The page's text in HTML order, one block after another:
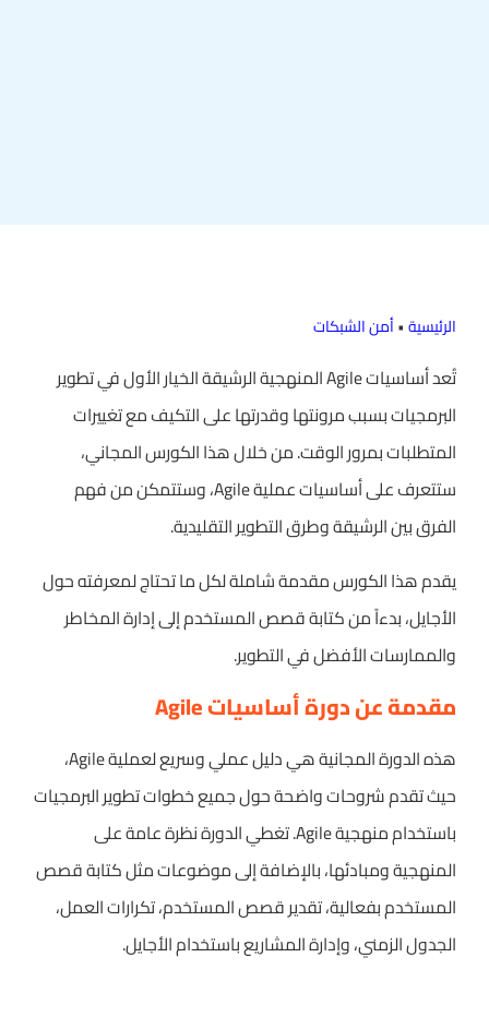
الرئيسية•أمن الشبكات
تُعد أساسيات Agile المنهجية الرشيقة الخيار الأول في تطوير
البرمجيات بسبب مرونتها وقدرتها على التكيف مع تغييرات
المتطلبات بمرور الوقت. من خلال هذا الكورس المجاني،
ستتعرف على أساسيات عملية Agile، وستتمكن من فهم
الفرق بين الرشيقة وطرق التطوير التقليدية.
يقدم هذا الكورس مقدمة شاملة لكل ما تحتاج لمعرفته حول
الأجايل، بدءاً من كتابة قصص المستخدم إلى إدارة المخاطر
والممارسات الأفضل في التطوير.
مقدمة عن دورة أساسيات Agile
هذه الدورة المجانية هي دليل عملي وسريع لعملية Agile،
حيث تقدم شروحات واضحة حول جميع خطوات تطوير البرمجيات
باستخدام منهجية Agile. تغطي الدورة نظرة عامة على
المنهجية ومبادئها، بالإضافة إلى موضوعات مثل كتابة قصص
المستخدم بفعالية، تقدير قصص المستخدم، تكرارات العمل،
الجدول الزمني، وإدارة المشاريع باستخدام الأجايل.